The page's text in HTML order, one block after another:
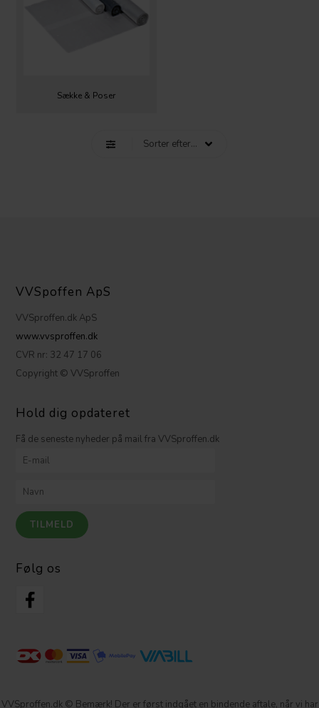
Sække & Poser
VVSpoffen ApS
VVSproffen.dk ApS
www.vvsproffen.dk
CVR nr: 32 47 17 06
Copyright © VVSproffen
Hold dig opdateret
Få de seneste nyheder på mail fra VVSproffen.dk
Følg os
VVSproffen.dk © Bemærk! Der er først indgået en bindende aftale, når vi har